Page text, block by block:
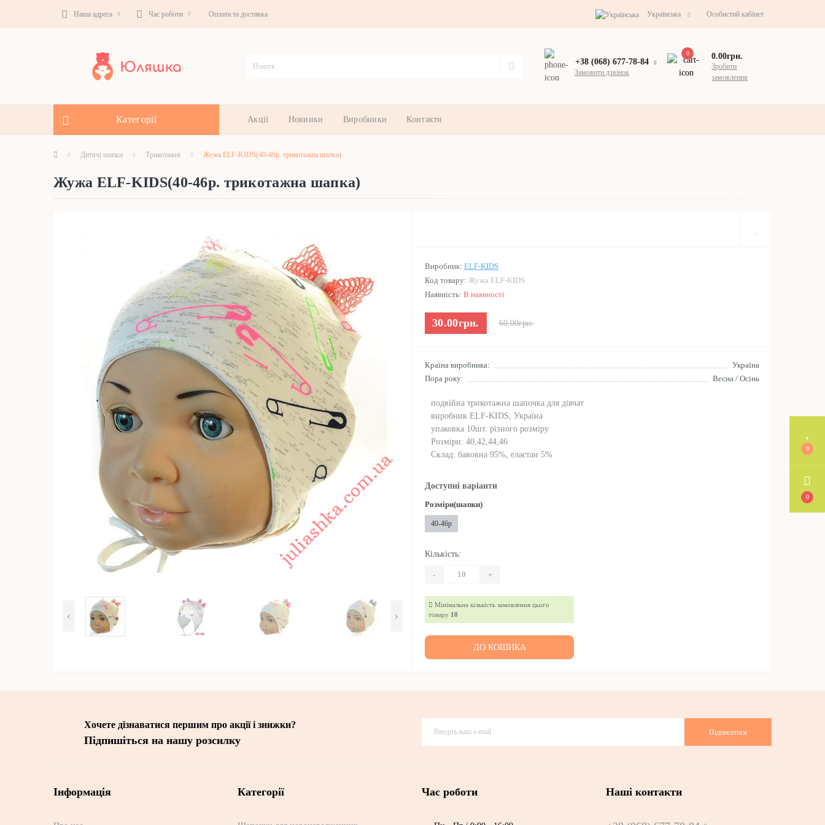
0
0
Наша адреса Час роботи Оплата та доставка Українська Особистий кабінет
+38 (068) 677-78-84
Замовити дзвінок
0 0.00грн.
Зробити
замовлення
Категорії Акції Новинки Виробники Контакти
Дитячі шапки Трикотажні Жужа ELF-KIDS(40-46р. трикотажна шапка)
Жужа ELF-KIDS(40-46р. трикотажна шапка)
‹ ›
Виробник: ELF-KIDS
Код товару: Жужа ELF-KIDS
Наявність: В наявності
30.00грн. 60.00грн.
Країна виробника:
Україна
Пора року:
Весна / Осінь
подвійна трикотажна шапочка для дівчат
виробник ELF-KIDS, Україна
упаковка 10шт. різного розміру
Розміри: 40,42,44,46
Склад: бавовна 95%, еластан 5%
Доступні варіанти
Розміри(шапки)
40-46р
Кількість:
- +
Мінімальна кількість замовлення цього
товару 10
ДО КОШИКА
Хочете дізнаватися першим про акції і знижки?
Підпишіться на нашу розсилку
Підписатися
Інформація Категорії Час роботи Наші контакти